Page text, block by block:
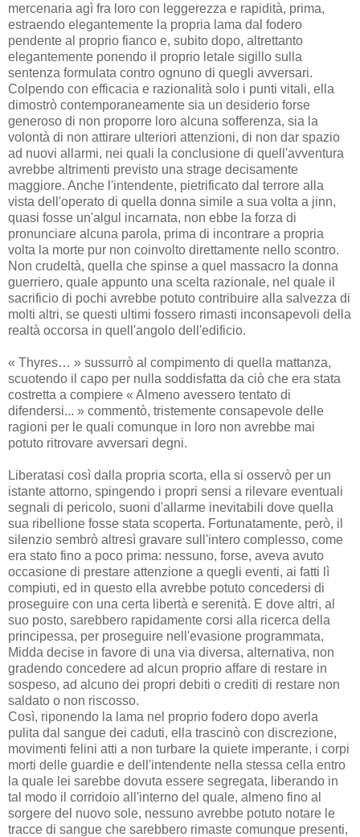
mercenaria agì fra loro con leggerezza e rapidità, prima,
estraendo elegantemente la propria lama dal fodero
pendente al proprio fianco e, subito dopo, altrettanto
elegantemente ponendo il proprio letale sigillo sulla
sentenza formulata contro ognuno di quegli avversari.
Colpendo con efficacia e razionalità solo i punti vitali, ella
dimostrò contemporaneamente sia un desiderio forse
generoso di non proporre loro alcuna sofferenza, sia la
volontà di non attirare ulteriori attenzioni, di non dar spazio
ad nuovi allarmi, nei quali la conclusione di quell'avventura
avrebbe altrimenti previsto una strage decisamente
maggiore. Anche l'intendente, pietrificato dal terrore alla
vista dell'operato di quella donna simile a sua volta a jinn,
quasi fosse un'algul incarnata, non ebbe la forza di
pronunciare alcuna parola, prima di incontrare a propria
volta la morte pur non coinvolto direttamente nello scontro.
Non crudeltà, quella che spinse a quel massacro la donna
guerriero, quale appunto una scelta razionale, nel quale il
sacrificio di pochi avrebbe potuto contribuire alla salvezza di
molti altri, se questi ultimi fossero rimasti inconsapevoli della
realtà occorsa in quell'angolo dell'edificio.
« Thyres… » sussurrò al compimento di quella mattanza,
scuotendo il capo per nulla soddisfatta da ciò che era stata
costretta a compiere « Almeno avessero tentato di
difendersi... » commentò, tristemente consapevole delle
ragioni per le quali comunque in loro non avrebbe mai
potuto ritrovare avversari degni.
Liberatasi così dalla propria scorta, ella si osservò per un
istante attorno, spingendo i propri sensi a rilevare eventuali
segnali di pericolo, suoni d'allarme inevitabili dove quella
sua ribellione fosse stata scoperta. Fortunatamente, però, il
silenzio sembrò altresì gravare sull'intero complesso, come
era stato fino a poco prima: nessuno, forse, aveva avuto
occasione di prestare attenzione a quegli eventi, ai fatti lì
compiuti, ed in questo ella avrebbe potuto concedersi di
proseguire con una certa libertà e serenità. E dove altri, al
suo posto, sarebbero rapidamente corsi alla ricerca della
principessa, per proseguire nell'evasione programmata,
Midda decise in favore di una via diversa, alternativa, non
gradendo concedere ad alcun proprio affare di restare in
sospeso, ad alcuno dei propri debiti o crediti di restare non
saldato o non riscosso.
Così, riponendo la lama nel proprio fodero dopo averla
pulita dal sangue dei caduti, ella trascinò con discrezione,
movimenti felini atti a non turbare la quiete imperante, i corpi
morti delle guardie e dell'intendente nella stessa cella entro
la quale lei sarebbe dovuta essere segregata, liberando in
tal modo il corridoio all'interno del quale, almeno fino al
sorgere del nuovo sole, nessuno avrebbe potuto notare le
tracce di sangue che sarebbero rimaste comunque presenti,